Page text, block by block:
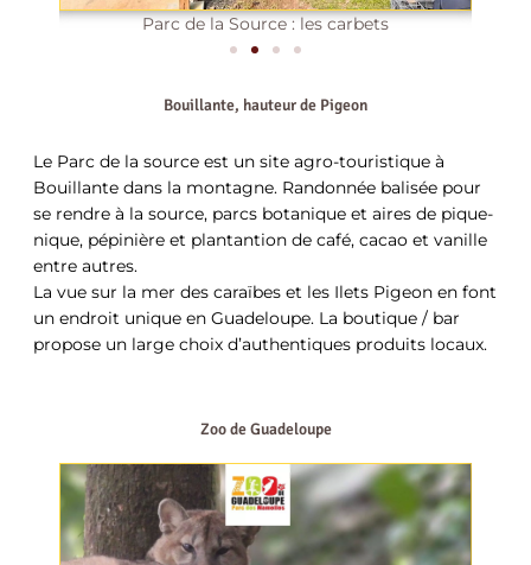
Parc de la Source : les carbets
Bouillante, hauteur de Pigeon
Le Parc de la source est un site agro-touristique à
Bouillante dans la montagne. Randonnée balisée pour
se rendre à la source, parcs botanique et aires de pique-
nique, pépinière et plantantion de café, cacao et vanille
entre autres.
La vue sur la mer des caraïbes et les Ilets Pigeon en font
un endroit unique en Guadeloupe. La boutique / bar
propose un large choix d’authentiques produits locaux.
Zoo de Guadeloupe